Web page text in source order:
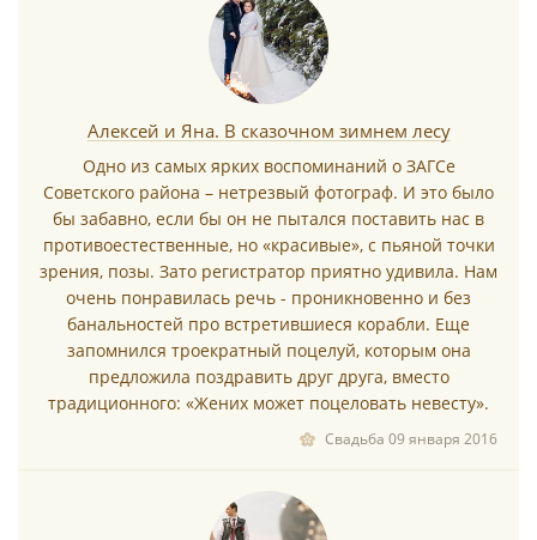
Алексей и Яна. В сказочном зимнем лесу
Одно из самых ярких воспоминаний о ЗАГСе
Советского района – нетрезвый фотограф. И это было
бы забавно, если бы он не пытался поставить нас в
противоестественные, но «красивые», с пьяной точки
зрения, позы. Зато регистратор приятно удивила. Нам
очень понравилась речь - проникновенно и без
банальностей про встретившиеся корабли. Еще
запомнился троекратный поцелуй, которым она
предложила поздравить друг друга, вместо
традиционного: «Жених может поцеловать невесту».
Свадьба 09 января 2016